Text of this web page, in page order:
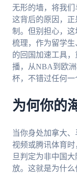
无形的墙，将我们
这背后的原因，
制。但别担心，
梳理，作为留学
的回国加速工具
播，从NBA到欧
杯，不错过任何一
为何你的
当你身处加拿大
视频或腾讯体育
旦判定为非中国
放。这就是为什么